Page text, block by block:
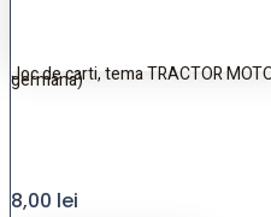
Joc de carti, tema TRACTOR
germana)
8,00 lei